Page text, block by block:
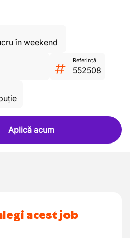
în weekend
Referință
552508
Aplică acum
acest job